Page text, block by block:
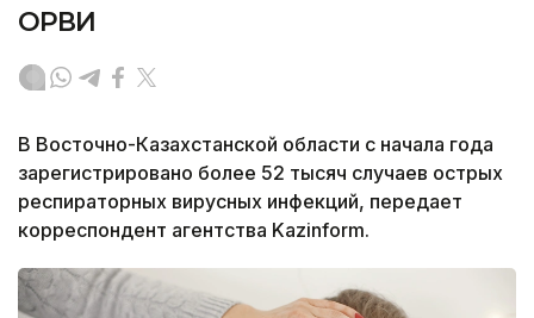
ОРВИ
В Восточно-Казахстанской области с начала года
зарегистрировано более 52 тысяч случаев острых
респираторных вирусных инфекций, передает
корреспондент агентства Kazinform.